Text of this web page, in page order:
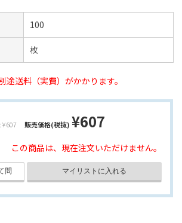
100
枚
送料（実費）がかかります。
¥607 販売価格(税抜) ¥607
この商品は、現在注文いただけません。